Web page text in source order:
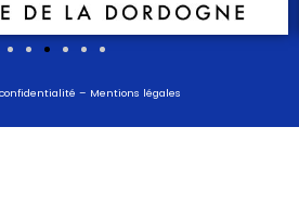
– Mentions légales